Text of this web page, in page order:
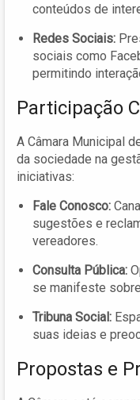
conteúdos de
Redes Sociais:
sociais como
permitindo
Participação
A Câmara Municipal
da sociedade na
iniciativas:
Fale Conosco:
sugestões e
vereadores.
Consulta Pública:
se manifeste
Tribuna Social:
suas ideias e
Propostas e